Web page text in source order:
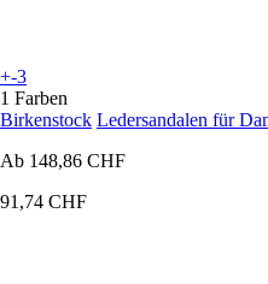
+-3
1 Farben
Birkenstock Ledersandalen für
Ab 148,86 CHF
91,74 CHF